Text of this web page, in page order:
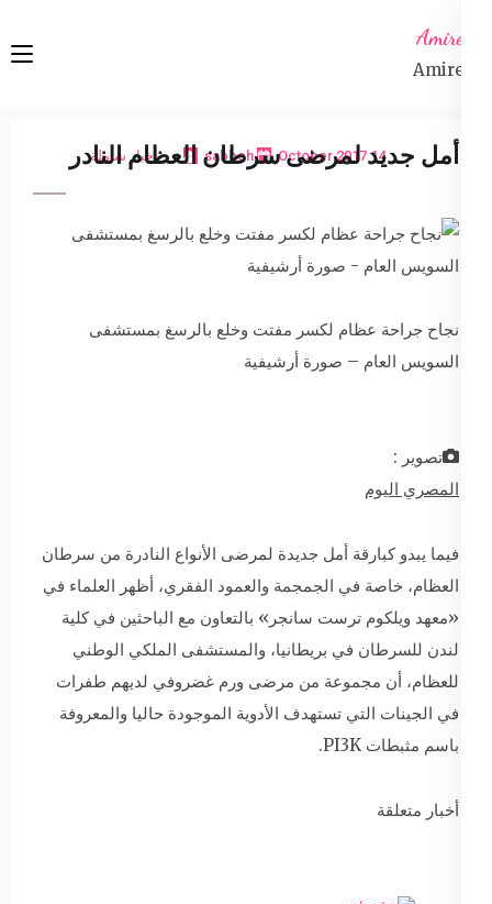
content
Enter)
Amireta
Amireta
14 October 2017
sabbeh اخبار شاملة
أمل جديد لمرضى سرطان العظام النادر
نجاح جراحة عظام لكسر مفتت وخلع بالرسغ بمستشفى
السويس العام – صورة أرشيفية
تصوير :
المصري اليوم
فيما يبدو كبارقة أمل جديدة لمرضى الأنواع النادرة من سرطان
العظام، خاصة في الجمجمة والعمود الفقري، أظهر العلماء في
«معهد ويلكوم ترست سانجر» بالتعاون مع الباحثين في كلية
لندن للسرطان في بريطانيا، والمستشفى الملكي الوطني
للعظام، أن مجموعة من مرضى ورم غضروفي لديهم طفرات
في الجينات التي تستهدف الأدوية الموجودة حاليا والمعروفة
باسم مثبطات PI3K.
أخبار متعلقة